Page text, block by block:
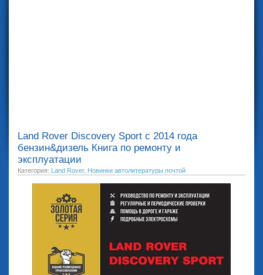
Land Rover Discovery Sport с 2014 года
бензин&дизель Книга по ремонту и
эксплуатации
Категория: Land Rover, Новинки автолитературы почтой